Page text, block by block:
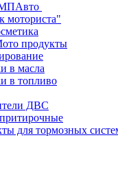
моториста"
продукты
в масла
в топливо
ДВС
для тормозных